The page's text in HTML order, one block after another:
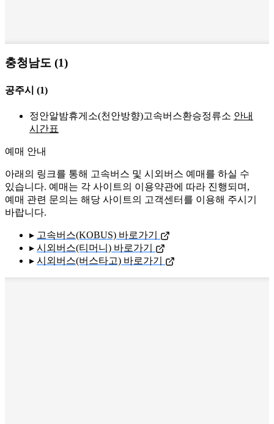
충청남도 (1)
공주시 (1)
정안알밤휴게소(천안방향)고속버스환승정류소 안내
시간표
예매 안내
아래의 링크를 통해 고속버스 및 시외버스 예매를 하실 수
있습니다. 예매는 각 사이트의 이용약관에 따라 진행되며,
예매 관련 문의는 해당 사이트의 고객센터를 이용해 주시기
바랍니다.
▸ 고속버스(KOBUS) 바로가기
▸ 시외버스(티머니) 바로가기
▸ 시외버스(버스타고) 바로가기